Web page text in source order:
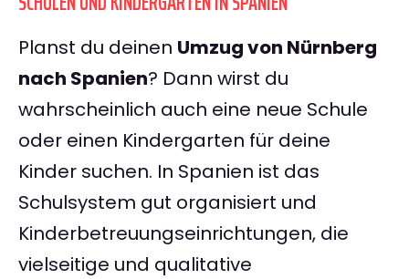
Planst du deinen Umzug von Nürnberg
nach Spanien? Dann wirst du
wahrscheinlich auch eine neue Schule
oder einen Kindergarten für deine
Kinder suchen. In Spanien ist das
Schulsystem gut organisiert und
Kinderbetreuungseinrichtungen, die
vielseitige und qualitative